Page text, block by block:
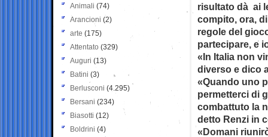
risultato dà ai
compito, ora,
regole del
partecipare, e
«In Italia non
diverso e dico
«Quando uno
permetterci di
combattuto la
detto Renzi in
«Domani
Animali (74)
Arancioni (2)
arte (175)
Attentato (329)
Auguri (13)
Batini (3)
Berlusconi (4.295)
Bersani (234)
Biasotti (12)
Boldrini (4)